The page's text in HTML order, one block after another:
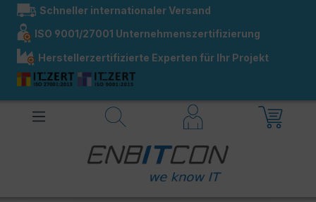
springen
Schneller internationaler Versand
ISO 9001/27001 Unternehmenszertifizierung
Herstellerzertifizierte Experten für Ihr Projekt